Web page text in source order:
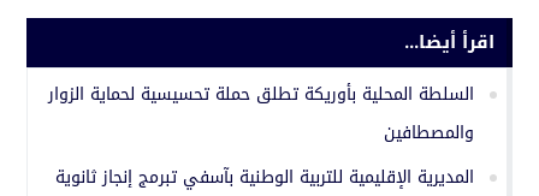
اقرأ أيضا...
السلطة المحلية بأوريكة تطلق حملة تحسيسية لحماية الزوار
والمصطافين
المديرية الإقليمية للتربية الوطنية بآسفي تبرمج إنجاز ثانوية